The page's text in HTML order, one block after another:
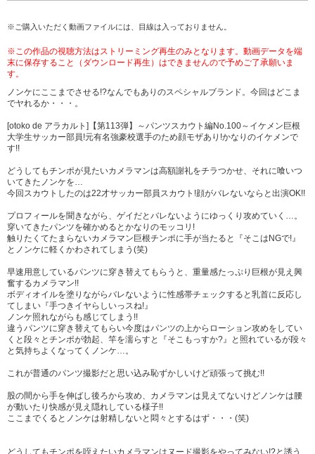
※ご購入いただく動画ファイルには、目線は入っておりません。
※この作品の視聴方法はストリーミング再生のみとなります。動画データを端
末に保存すること（ダウンロード再生）はできませんので予めご了承願いま
す。
ノンケにここまでさせる!?なんでもありのスペシャルブランド。今回はどこま
でヤれるか・・・。
[otoko de アラカルト]【第113弾】～パンツスカウト編No.100～イケメン巨根
大学生サッカー部員!元有名強豪校選手のため顔モザあり!かなりのイケメンで
す!!
どうしてもチンポが見たいカメラマンは高額謝礼をチラつかせ、それに喰いつ
いてきたノンケを…
今回スカウトしたのは22才サッカー部員スカウト!顔がバレないならと出演OK!!
プロフィールを聞きながら、ゲイだとバレないようにゆっくり攻めていく…。
穿いてきたパンツを確かめるとかなりのモッコリ!
触りたくてたまらないカメラマン巨根チンポに手が当たると『そこはNGで!』
とノンケに軽くかわされてしまう(笑)
早速用意しているパンツに穿き替えてもらうと、重量感たっぷり巨根が見え興
奮するカメラマン!!
ボディオイルを塗りながらバレないように性感帯チェックすると乳首に反応し
てしまい『手つきイヤらしいっスね!』
ノンケ照れながらも感じてしまう!!
違うパンツに穿き替えてもらい今度はパンツの上からローション攻めをしてい
くと段々とチンポが勃起、竿を濡らすと『そこもっすか?』と照れているが段々
と気持ちよくなってくノンケ…。
これが普通のパンツ撮影だと思い込み恥ずかしいけど頑張って挑む!!
股の間から手を伸ばし後ろから攻め、カメラマンは見えてないけどノンケは腰
が動いたり快感が見え隠れしている様子!!
ここまでくるとノンケは射精しないと悶々とするはず・・・(笑)
どうしてもチンポを咥えたいカメラマンはヌード撮影をやってみない!?と誘う